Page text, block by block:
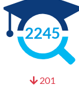
2245
201